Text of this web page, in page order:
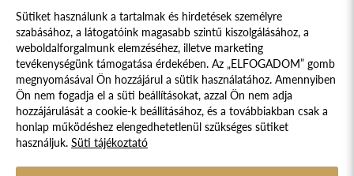
Süti szabályzat Adatvédelmi nyilatkozat
Jogi nyilatkozat
© 2017 - 2026 NÉPFŐISKOLA ALAPÍTVÁNY, LAKITELEK. MINDEN JOG
Sütiket használunk a tartalmak és hirdetések személyre
szabásához, a látogatóink magasabb szintű kiszolgálásához, a
weboldalforgalmunk elemzéséhez, illetve marketing
tevékenységünk támogatása érdekében. Az „ELFOGADOM” gomb
megnyomásával Ön hozzájárul a sütik használatához. Amennyiben
Ön nem fogadja el a süti beállításokat, azzal Ön nem adja
hozzájárulását a cookie-k beállításához, és a továbbiakban csak a
honlap működéshez elengedhetetlenül szükséges sütiket
használjuk. Süti tájékoztató